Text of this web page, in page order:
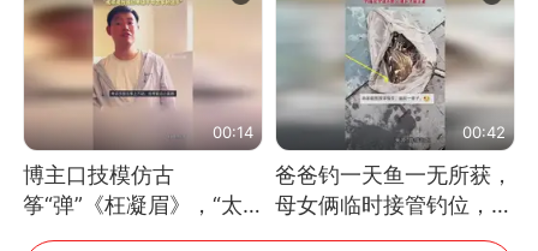
00:14
博主口技模仿古
筝“弹”《枉凝眉》，“太
像了～你是吃古筝长大的
00:42
爸爸钓一天鱼一无所获，
母女俩临时接管钓位，用
玩具鱼竿钓上大鱼